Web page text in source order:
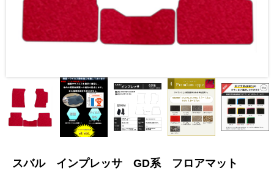
スバル インプレッサ GD系 フロアマット